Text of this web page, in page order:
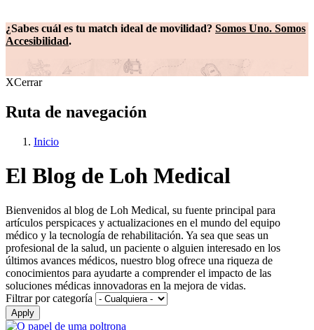
¿Sabes cuál es tu match ideal de movilidad? Somos Uno. Somos
Accesibilidad.
XCerrar
Ruta de navegación
Inicio
El Blog de Loh Medical
Bienvenidos al blog de Loh Medical, su fuente principal para
artículos perspicaces y actualizaciones en el mundo del equipo
médico y la tecnología de rehabilitación. Ya sea que seas un
profesional de la salud, un paciente o alguien interesado en los
últimos avances médicos, nuestro blog ofrece una riqueza de
conocimientos para ayudarte a comprender el impacto de las
soluciones médicas innovadoras en la mejora de vidas.
Filtrar por categoría